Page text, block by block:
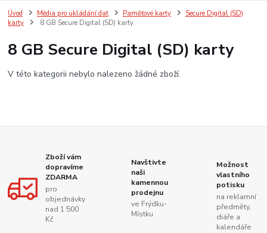
Úvod Média pro ukládání dat Paměťové karty
Secure Digital (SD)
karty
8 GB Secure Digital (SD) karty
8 GB Secure Digital (SD) karty
V této kategorii nebylo nalezeno žádné zboží.
Zboží vám
dopravíme
ZDARMA
pro
objednávky
nad 1 500
Kč
Navštivte
naši
kamennou
prodejnu
ve Frýdku-
Místku
Možnost
vlastního
potisku
na reklamní
předměty,
diáře a
kalendáře